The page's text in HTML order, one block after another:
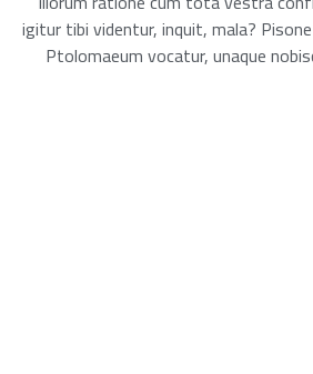
igitur tibi videntur, inquit, mala?
Ptolomaeum vocatur, unaque